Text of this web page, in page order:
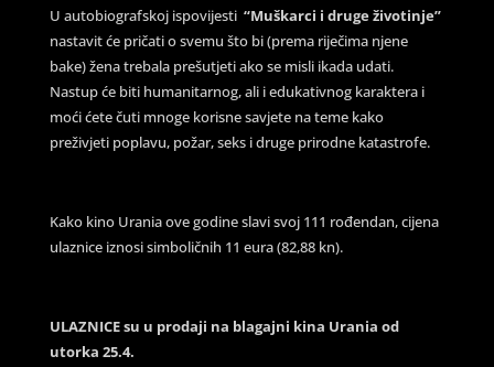
U autobiografskoj ispovijesti “Muškarci i druge životinje”
nastavit će pričati o svemu što bi (prema riječima njene
bake) žena trebala prešutjeti ako se misli ikada udati.
Nastup će biti humanitarnog, ali i edukativnog karaktera i
moći ćete čuti mnoge korisne savjete na teme kako
preživjeti poplavu, požar, seks i druge prirodne katastrofe.
Kako kino Urania ove godine slavi svoj 111 rođendan, cijena
ulaznice iznosi simboličnih 11 eura (82,88 kn).
ULAZNICE su u prodaji na blagajni kina Urania od
utorka 25.4.